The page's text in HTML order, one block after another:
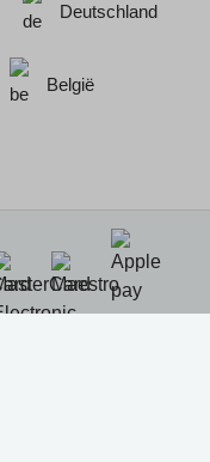
Deutschland
België